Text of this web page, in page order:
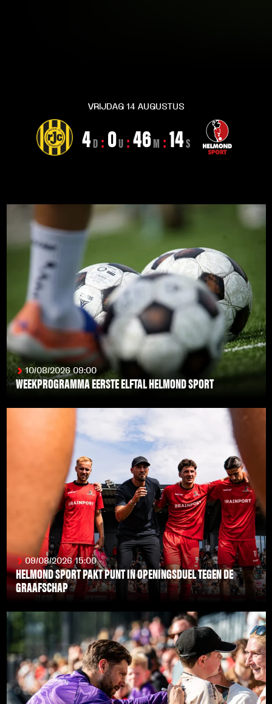
VRIJDAG 14 AUGUSTUS
4D :0U :46M :12S
10/08/2026 09:00
WEEKPROGRAMMA EERSTE ELFTAL HELMOND SPORT
09/08/2026 15:00
HELMOND SPORT PAKT PUNT IN OPENINGSDUEL TEGEN DE
GRAAFSCHAP
LEES MEER